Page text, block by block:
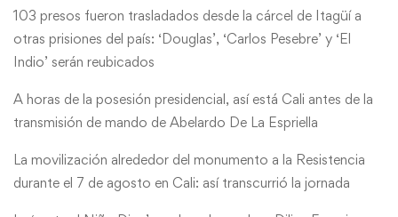
103 presos fueron trasladados desde la cárcel de Itagüí a
otras prisiones del país: ‘Douglas’, ‘Carlos Pesebre’ y ‘El
Indio’ serán reubicados
A horas de la posesión presidencial, así está Cali antes de la
transmisión de mando de Abelardo De La Espriella
La movilización alrededor del monumento a la Resistencia
durante el 7 de agosto en Cali: así transcurrió la jornada